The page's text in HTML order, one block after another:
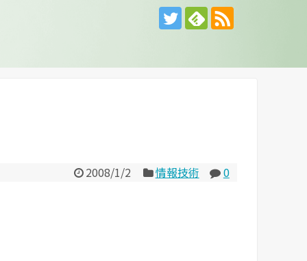
2008/1/2 情報技術
0